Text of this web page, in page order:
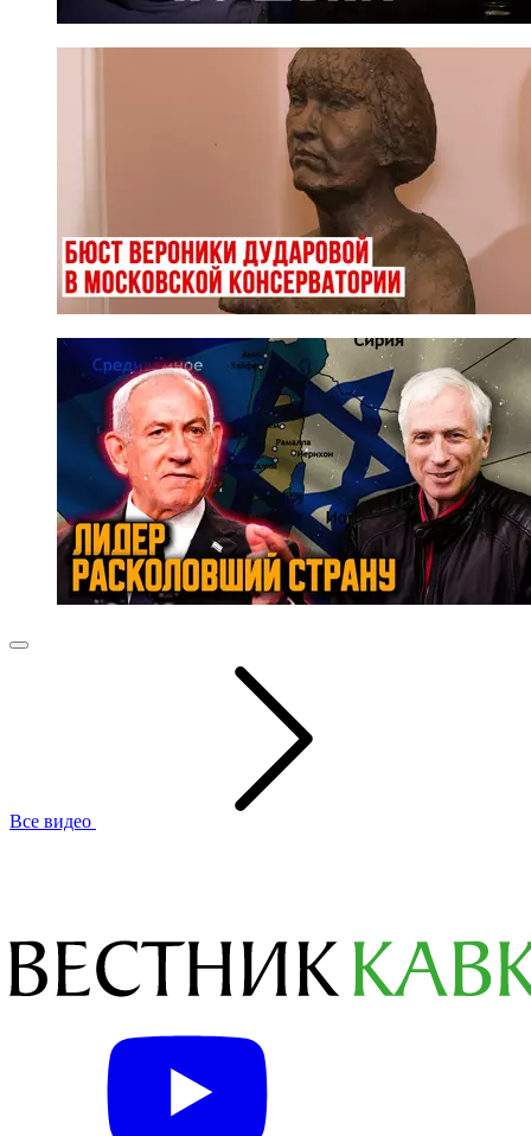
Все видео